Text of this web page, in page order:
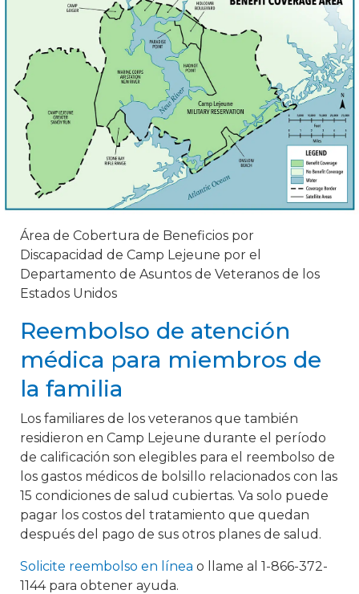
Área de Cobertura de Beneficios por
Discapacidad de Camp Lejeune por el
Departamento de Asuntos de Veteranos de los
Estados Unidos
Reembolso de atención
médica para miembros de
la familia
Los familiares de los veteranos que también
residieron en Camp Lejeune durante el período
de calificación son elegibles para el reembolso de
los gastos médicos de bolsillo relacionados con las
15 condiciones de salud cubiertas. Va solo puede
pagar los costos del tratamiento que quedan
después del pago de sus otros planes de salud.
Solicite reembolso en línea o llame al 1-866-372-
1144 para obtener ayuda.